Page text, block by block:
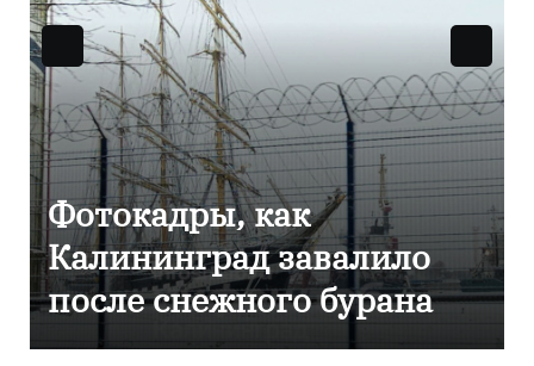
Фоторепортаж как в
Калининграде
эвакуировали ТЦ из-за
сообщения о